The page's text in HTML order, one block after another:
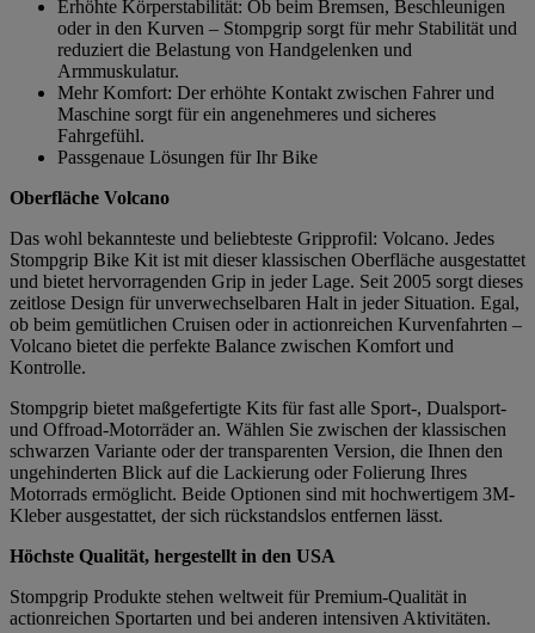
Erhöhte Körperstabilität: Ob beim Bremsen, Beschleunigen
oder in den Kurven – Stompgrip sorgt für mehr Stabilität und
reduziert die Belastung von Handgelenken und
Armmuskulatur.
Mehr Komfort: Der erhöhte Kontakt zwischen Fahrer und
Maschine sorgt für ein angenehmeres und sicheres
Fahrgefühl.
Passgenaue Lösungen für Ihr Bike
Oberfläche Volcano
Das wohl bekannteste und beliebteste Gripprofil: Volcano. Jedes
Stompgrip Bike Kit ist mit dieser klassischen Oberfläche ausgestattet
und bietet hervorragenden Grip in jeder Lage. Seit 2005 sorgt dieses
zeitlose Design für unverwechselbaren Halt in jeder Situation. Egal,
ob beim gemütlichen Cruisen oder in actionreichen Kurvenfahrten –
Volcano bietet die perfekte Balance zwischen Komfort und
Kontrolle.
Stompgrip bietet maßgefertigte Kits für fast alle Sport-, Dualsport-
und Offroad-Motorräder an. Wählen Sie zwischen der klassischen
schwarzen Variante oder der transparenten Version, die Ihnen den
ungehinderten Blick auf die Lackierung oder Folierung Ihres
Motorrads ermöglicht. Beide Optionen sind mit hochwertigem 3M-
Kleber ausgestattet, der sich rückstandslos entfernen lässt.
Höchste Qualität, hergestellt in den USA
Stompgrip Produkte stehen weltweit für Premium-Qualität in
actionreichen Sportarten und bei anderen intensiven Aktivitäten.